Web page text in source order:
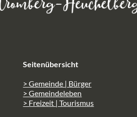
Seitenübersicht
> Gemeinde | Bürger
> Gemeindeleben
> Freizeit | Tourismus